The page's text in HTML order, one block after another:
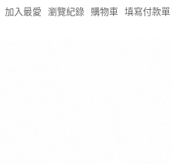
加入最愛 瀏覽紀錄 購物車 填寫付款單